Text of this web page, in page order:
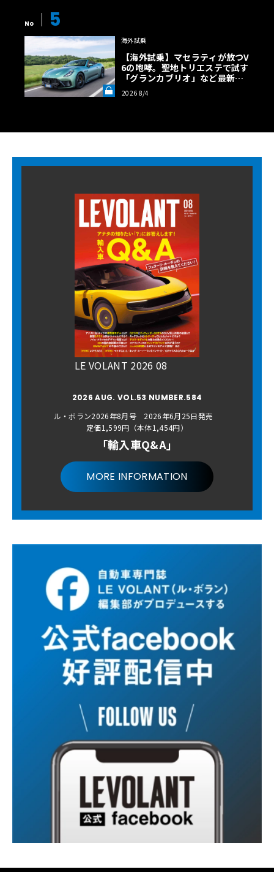
No 5
海外試乗
【海外試乗】マセラティが放つV
6の咆哮。聖地トリエステで試す
「グランカブリオ」など最新ト
ロフェオ3台の官能評価《LE VO
LANT LAB》
2026 8/4
LE VOLANT 2026 08
2026 AUG. VOL.53 NUMBER.584
ル・ボラン2026年8月号 2026年6月25日発売
定価1,599円（本体1,454円）
「輸入車Q&A」
MORE INFORMATION